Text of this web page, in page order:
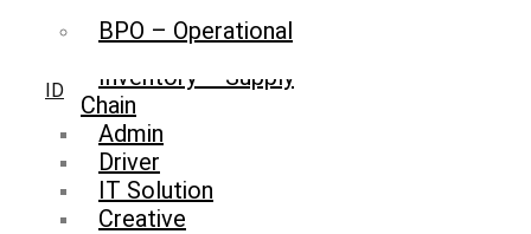
BPO – Operational
Inventory – Supply
Chain
Admin
Driver
IT Solution
Creative
ID